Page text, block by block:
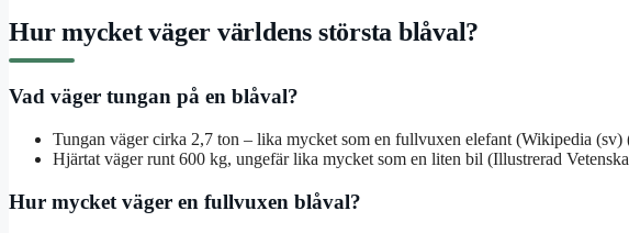
Hur mycket väger världens största blåval?
Vad väger tungan på en blåval?
Tungan väger cirka 2,7 ton – lika mycket som en fullvuxen elefant (Wikipedia (sv)
Hjärtat väger runt 600 kg, ungefär lika mycket som en liten bil (Illustrerad
Hur mycket väger en fullvuxen blåval?